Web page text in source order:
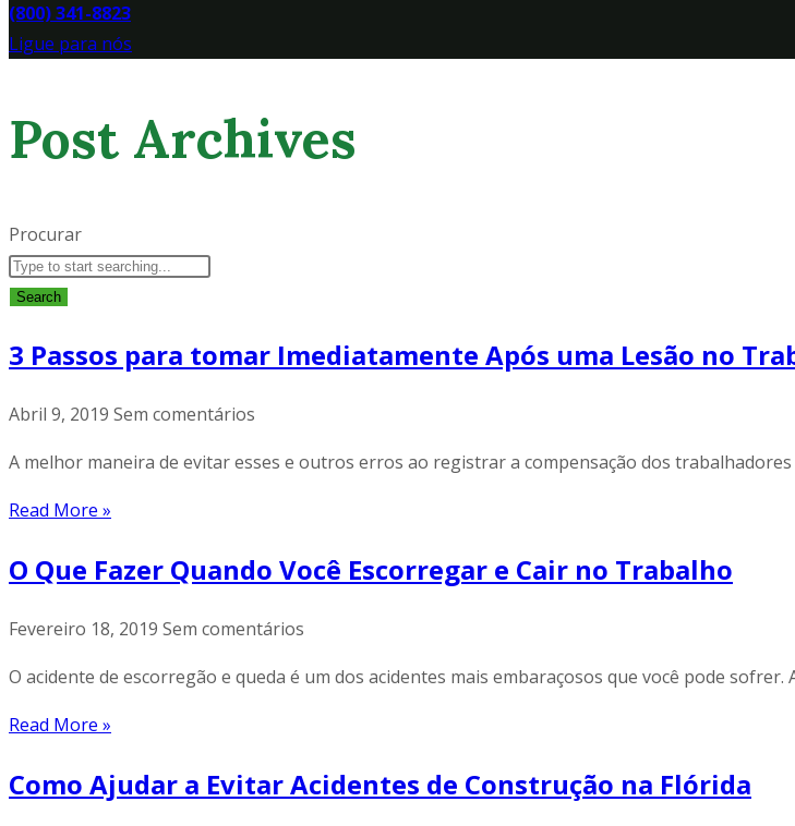
(800) 341-8823
Ligue para nós
Post Archives
Procurar
Search
3 Passos para tomar Imediatamente Após uma Lesão no
Abril 9, 2019 Sem comentários
A melhor maneira de evitar esses e outros erros ao registrar a compensação dos
Read More »
O Que Fazer Quando Você Escorregar e Cair no Trabalho
Fevereiro 18, 2019 Sem comentários
O acidente de escorregão e queda é um dos acidentes mais embaraçosos que você pode
Read More »
Como Ajudar a Evitar Acidentes de Construção na Flórida